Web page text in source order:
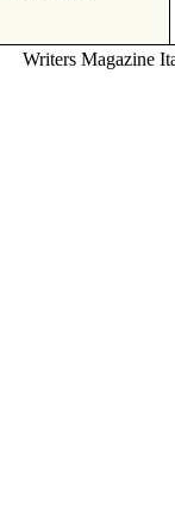
Writers Magazine